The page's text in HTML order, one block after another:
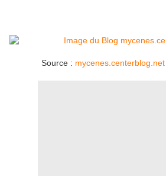
Source : mycenes.centerblog.net